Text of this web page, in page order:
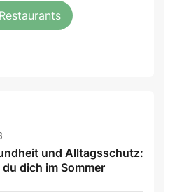
Restaurants
und Alltagsschutz:
dich im Sommer